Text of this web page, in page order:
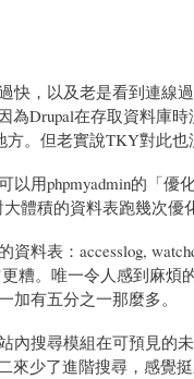
快，以及老是看到連線
為Drupal在存取資料庫
方。但老實說TKY對此
用phpmyadmin的「優
大體積的資料表跑幾次優
料表：accesslog,
糟。唯一令人感到麻
加有五分之一那麼多。
搜尋模組在可預見的
來少了進階搜尋，感覺